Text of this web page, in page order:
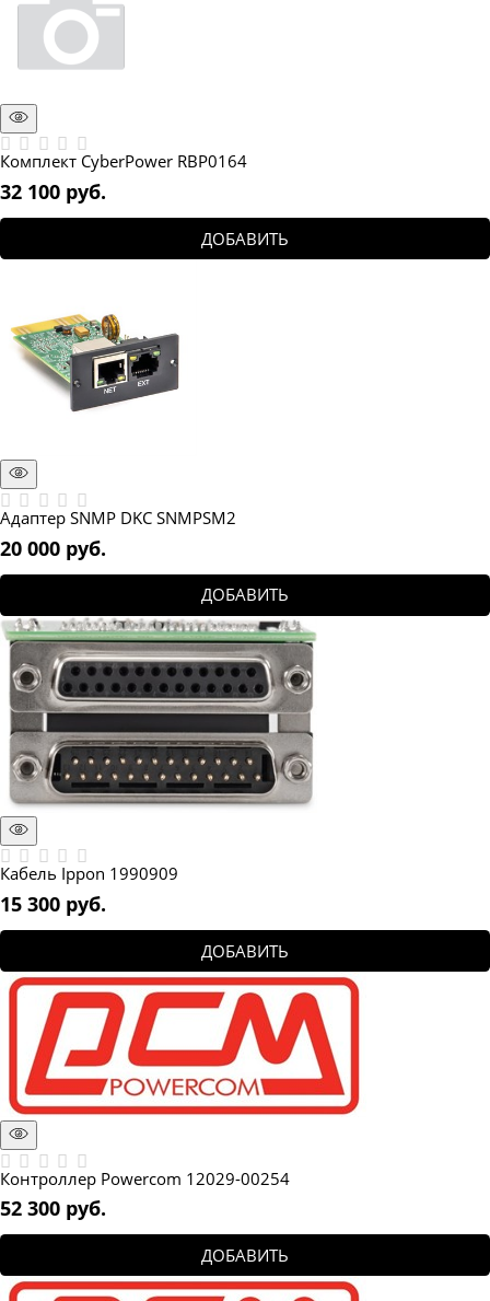
Комплект CyberPower RBP0164
32 100 руб.
ДОБАВИТЬ
Адаптер SNMP DKC SNMPSM2
20 000 руб.
ДОБАВИТЬ
Кабель Ippon 1990909
15 300 руб.
ДОБАВИТЬ
Контроллер Powercom 12029-00254
52 300 руб.
ДОБАВИТЬ